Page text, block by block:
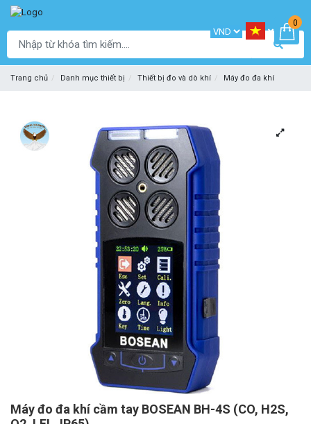
0
Trang chủ Danh mục thiết bị Thiết bị đo và dò khí Máy đo đa khí
Máy đo đa khí cầm tay BOSEAN BH-4S (CO, H2S,